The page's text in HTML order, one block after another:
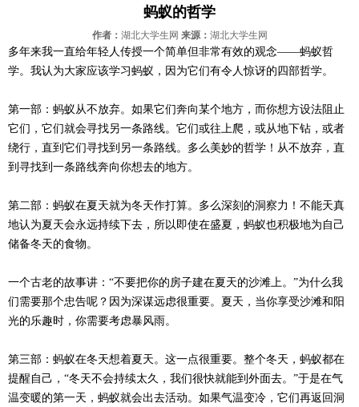
蚂蚁的哲学
作者： 湖北大学生网 来源： 湖北大学生网
多年来我一直给年轻人传授一个简单但非常有效的观念——蚂蚁哲
学。我认为大家应该学习蚂蚁，因为它们有令人惊讶的四部哲学。
第一部：蚂蚁从不放弃。如果它们奔向某个地方，而你想方设法阻止
它们，它们就会寻找另一条路线。它们或往上爬，或从地下钻，或者
绕行，直到它们寻找到另一条路线。多么美妙的哲学！从不放弃，直
到寻找到一条路线奔向你想去的地方。
第二部：蚂蚁在夏天就为冬天作打算。多么深刻的洞察力！不能天真
地认为夏天会永远持续下去，所以即使在盛夏，蚂蚁也积极地为自己
储备冬天的食物。
一个古老的故事讲：“不要把你的房子建在夏天的沙滩上。”为什么我
们需要那个忠告呢？因为深谋远虑很重要。夏天，当你享受沙滩和阳
光的乐趣时，你需要考虑暴风雨。
第三部：蚂蚁在冬天想着夏天。这一点很重要。整个冬天，蚂蚁都在
提醒自己，“冬天不会持续太久，我们很快就能到外面去。”于是在气
温变暖的第一天，蚂蚁就会出去活动。如果气温变冷，它们再返回洞